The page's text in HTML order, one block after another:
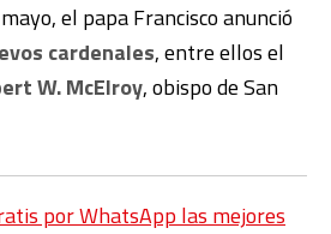
el papa Francisco anunció
cardenales, entre ellos el
W. McElroy, obispo de San
por WhatsApp las mejores